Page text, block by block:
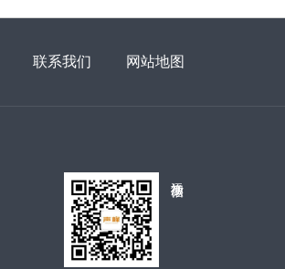
联系我们 网站地图